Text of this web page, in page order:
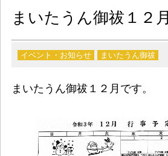
カレンダー
歴史・文化・景観
まいたうん御祓１２月
イベント・お知らせ まいたうん御祓
まいたうん御祓１２月です。